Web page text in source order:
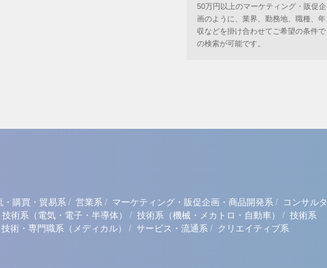
50万円以上のマーケティング・販促企
画のように、業界、勤務地、職種、年
収などを掛け合わせてご希望の条件で
の検索が可能です。
・購買・貿易系/ 営業系 / マーケティング・販促企画・商品開発系 / コンサルタ
技術系（電気・電子・半導体） / 技術系（機械・メカトロ・自動車） / 技術系
技術・専門職系（メディカル） / サービス・流通系 / クリエイティブ系